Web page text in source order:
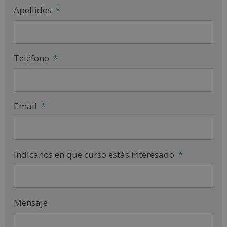
Apellidos *
Teléfono *
Email *
Indícanos en que curso estás interesado *
Mensaje